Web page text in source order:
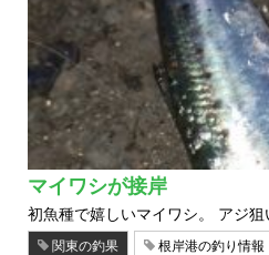
マイワシが接岸
初魚種で嬉しいマイワシ。 アジ狙
関東の釣果 根岸港の釣り情報